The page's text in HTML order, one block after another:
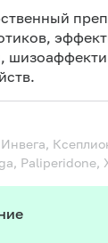
,
Paliperidone,